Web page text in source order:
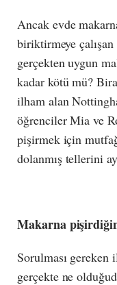
Ancak evde
biriktirmeye
gerçekten uygun
kadar kötü mü?
ilham alan
öğrenciler Mia ve
pişirmek için
dolanmış tellerini
Makarna
Sorulması
gerçekte ne